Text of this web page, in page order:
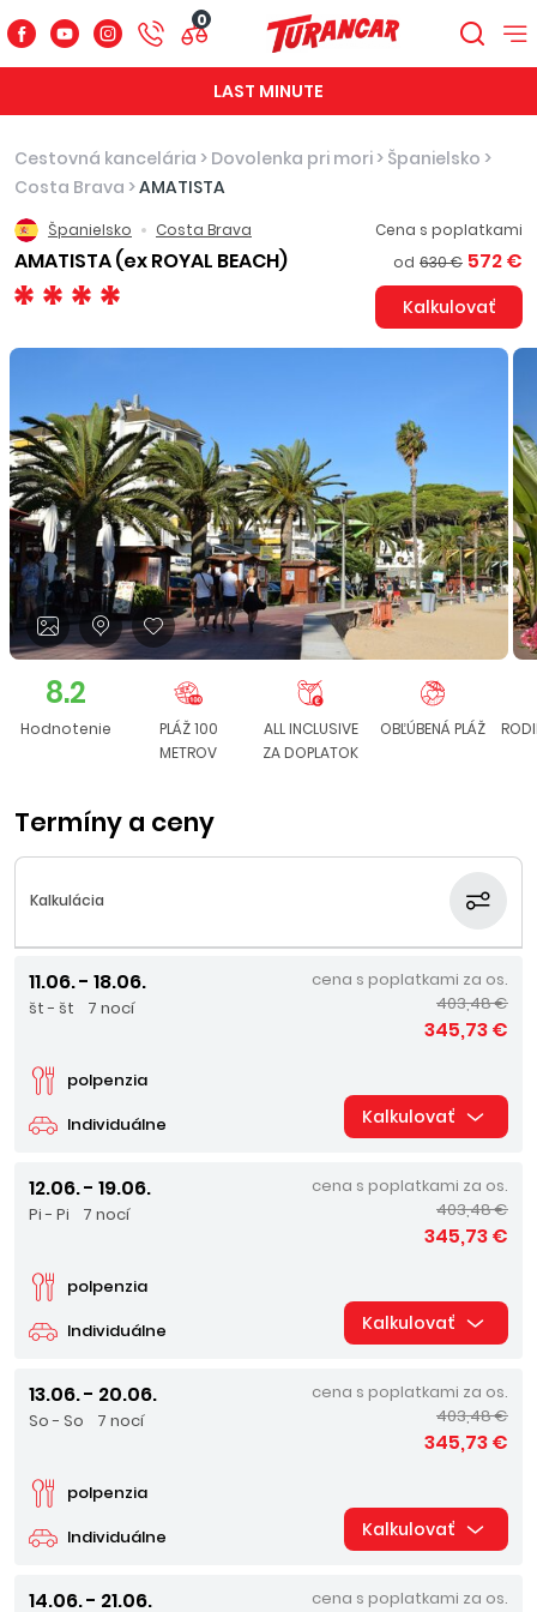
0
LAST MINUTE
Cestovná kancelária > Dovolenka pri mori > Španielsko >
Costa Brava >AMATISTA
Španielsko Costa Brava
AMATISTA (ex ROYAL BEACH)
Cena s poplatkami
od 630 € 572 €
Kalkulovať
8.2
Hodnotenie
PLÁŽ 100
METROV
ALL INCLUSIVE
ZA DOPLATOK
OBĽÚBENÁ PLÁŽ
Termíny a ceny
Kalkulácia
11.06. - 18.06.
št - št 7 nocí
Individuálne
polpenzia
cena s poplatkami za os.
403,48 €
345,73 €
Kalkulovať
12.06. - 19.06.
Pi - Pi 7 nocí
Individuálne
polpenzia
cena s poplatkami za os.
403,48 €
345,73 €
Kalkulovať
13.06. - 20.06.
So - So 7 nocí
Individuálne
polpenzia
cena s poplatkami za os.
403,48 €
345,73 €
Kalkulovať
14.06. - 21.06.
cena s poplatkami za os.